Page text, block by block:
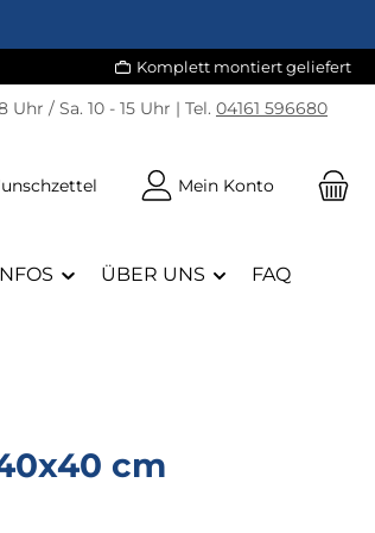
Komplett montiert geliefert
Uhr / Sa. 10 - 15 Uhr | Tel. 04161 596680
Du hast 0 Produkte auf dem
Mein Konto
ÜBER UNS FAQ
cm